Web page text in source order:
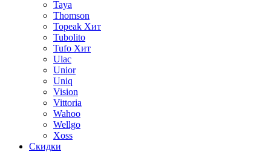
Taya
Thomson
Topeak Хит
Tubolito
Tufo Хит
Ulac
Unior
Uniq
Vision
Vittoria
Wahoo
Wellgo
Xoss
Скидки